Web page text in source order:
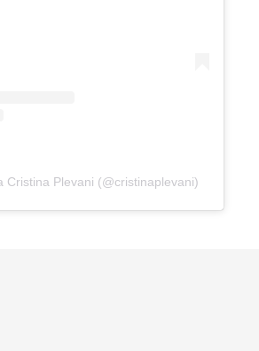
Cristina Plevani (@cristinaplevani)